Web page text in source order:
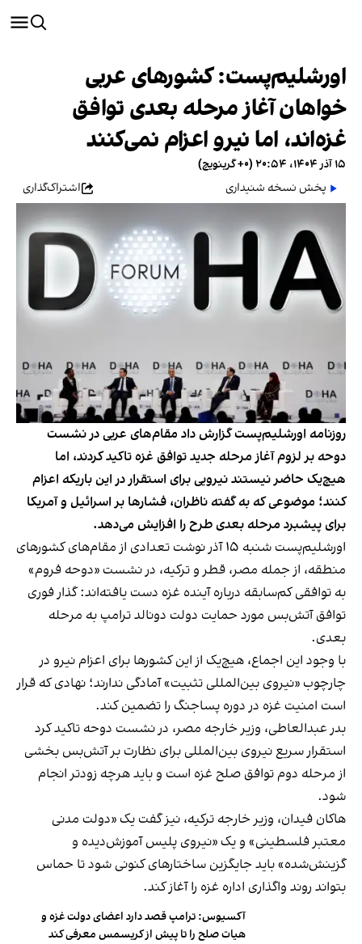
اورشلیم‌پست: کشورهای عربی
خواهان آغاز مرحله بعدی توافق
غزه‌اند، اما نیرو اعزام نمی‌کنند
۱۵ آذر ۱۴۰۴، ۲۰:۵۴ (‎+۰ گرینویچ)
پخش نسخه شنیداری
اشتراک‌گذاری
روزنامه اورشلیم‌پست گزارش داد مقام‌های عربی در نشست
دوحه بر لزوم آغاز مرحله جدید توافق غزه تاکید کردند، اما
هیچ‌یک حاضر نیستند نیرویی برای استقرار در این باریکه اعزام
کنند؛ موضوعی که به‌ گفته ناظران، فشارها بر اسرائیل و آمریکا
برای پیشبرد مرحله بعدی طرح را افزایش می‌دهد.
اورشلیم‌پست شنبه ۱۵ آذر نوشت تعدادی از مقام‌های کشورهای
منطقه، از جمله مصر، قطر و ترکیه، در نشست «دوحه فروم»
به توافقی کم‌سابقه درباره آینده غزه دست یافته‌اند: گذار فوری
توافق آتش‌بس مورد حمایت دولت دونالد ترامپ به مرحله
بعدی.
با وجود این اجماع، هیچ‌یک از این کشورها برای اعزام نیرو در
چارچوب «نیروی بین‌المللی تثبیت» آمادگی ندارند؛ نهادی که قرار
است امنیت غزه در دوره پساجنگ را تضمین کند.
بدر عبدالعاطی، وزیر خارجه مصر، در نشست دوحه تاکید کرد
استقرار سریع نیروی بین‌المللی برای نظارت بر آتش‌بس بخشی
از مرحله دوم توافق صلح غزه است و باید هرچه زودتر انجام
شود.
هاکان فیدان، وزیر خارجه ترکیه، نیز گفت یک «دولت مدنی
معتبر فلسطینی» و یک «نیروی پلیس آموزش‌دیده و
گزینش‌شده» باید جایگزین ساختارهای کنونی شود تا حماس
بتواند روند واگذاری اداره غزه را آغاز کند.
آکسیوس: ترامپ قصد دارد اعضای دولت غزه و
هیات صلح را تا پیش از کریسمس معرفی کند